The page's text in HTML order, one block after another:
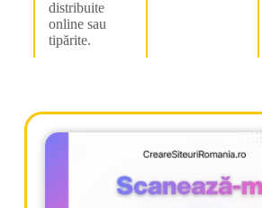
distribuite
online sau
tipărite.